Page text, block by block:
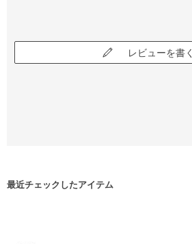
レビューを書く
最近チェックしたアイテム